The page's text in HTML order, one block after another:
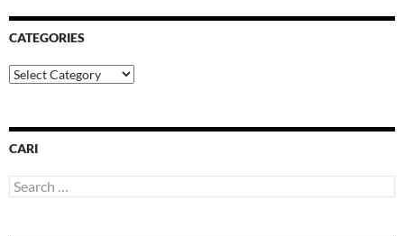
CATEGORIES
Categories
CARI
Search
for: